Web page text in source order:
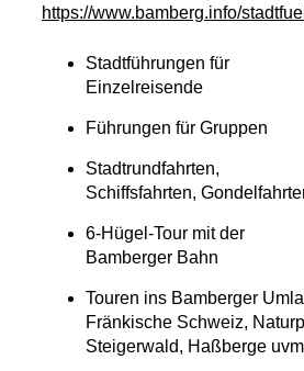
https://www.bamberg.info/
Stadtführungen für
Einzelreisende
Führungen für Gruppen
Stadtrundfahrten,
Schiffsfahrten,
6-Hügel-Tour mit der
Bamberger Bahn
Touren ins Bamberger
Fränkische Schweiz,
Steigerwald, Haßberge